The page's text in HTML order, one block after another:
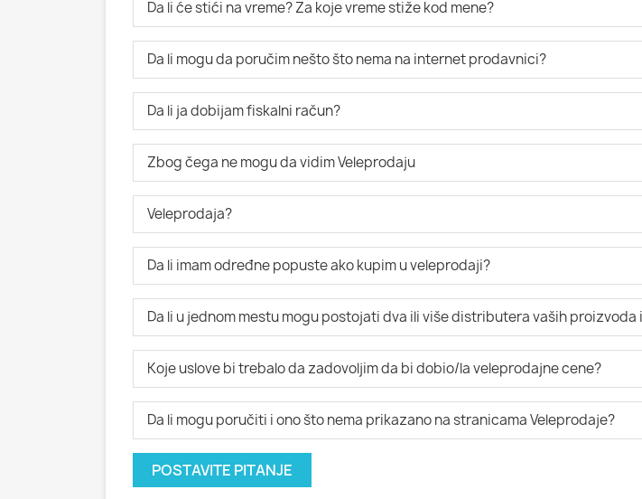
Da li će stići na vreme? Za koje vreme stiže kod mene?
Da li mogu da poručim nešto što nema na internet prodavnici?
Da li ja dobijam fiskalni račun?
Zbog čega ne mogu da vidim Veleprodaju
Veleprodaja?
Da li imam određne popuste ako kupim u veleprodaji?
Da li u jednom mestu mogu postojati dva ili više distributera vaših
Koje uslove bi trebalo da zadovoljim da bi dobio/la veleprodajne cene?
Da li mogu poručiti i ono što nema prikazano na stranicama Veleprodaje?
POSTAVITE PITANJE